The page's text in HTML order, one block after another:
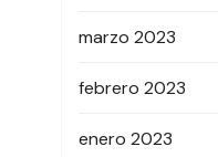
marzo 2023
febrero 2023
enero 2023